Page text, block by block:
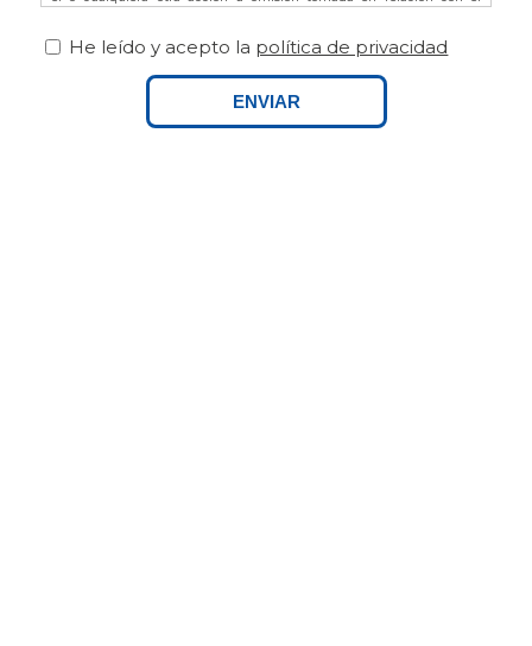
electrónico, así como de sus adjuntos si los hubiere.
De acuerdo con la L.O. 3/2018 de Protección de Datos de Carácter
Personal y Garantía de los Derechos Digitales, así como del
sus derechos dirigiéndose a FINCAS PALAMOS, domiciliada en AVDA.
He leído y acepto la política de privacidad
ENVIAR